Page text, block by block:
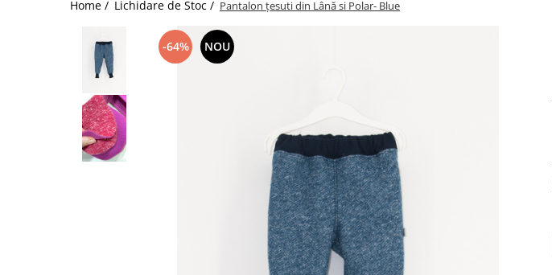
Home / Lichidare de Stoc / Pantalon țesuti din Lână si Polar- Blue
-64% NOU